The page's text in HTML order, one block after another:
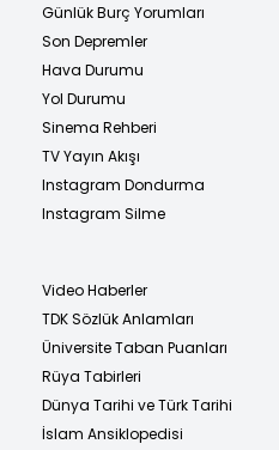
Günlük Burç Yorumları
Son Depremler
Hava Durumu
Yol Durumu
Sinema Rehberi
TV Yayın Akışı
Instagram Dondurma
Instagram Silme
Video Haberler
TDK Sözlük Anlamları
Üniversite Taban Puanları
Rüya Tabirleri
Dünya Tarihi ve Türk Tarihi
İslam Ansiklopedisi